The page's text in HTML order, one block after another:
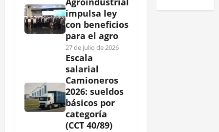
impulsa ley
con beneficios
para el agro
27 de julio de 2026
Escala
salarial
Camioneros
2026: sueldos
básicos por
categoría
(CCT 40/89)